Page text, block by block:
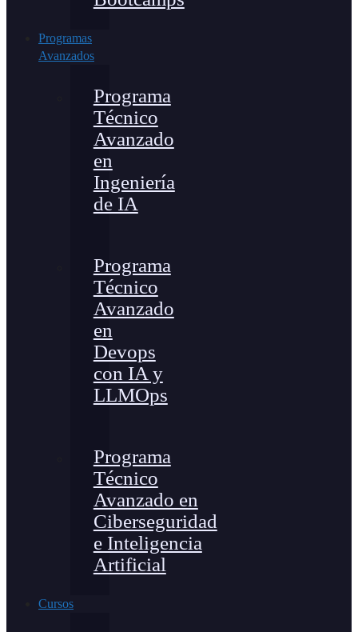
Programas
Avanzados
Programa
Técnico
Avanzado
en
Ingeniería
de IA
Programa
Técnico
Avanzado
en
Devops
con IA y
LLMOps
Programa
Técnico
Avanzado en
Ciberseguridad
e Inteligencia
Artificial
Cursos